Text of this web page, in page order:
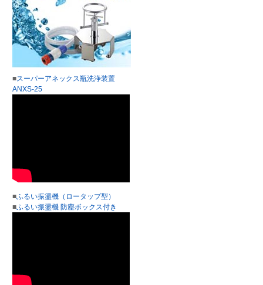
■スーパーアネックス瓶洗浄装置
ANXS-25
■ふるい振盪機（ロータップ型）
■ふるい振盪機 防塵ボックス付き